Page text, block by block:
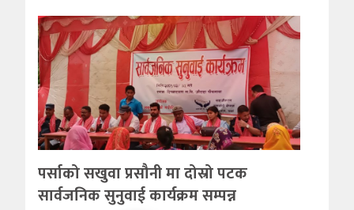
पर्साको सखुवा प्रसौनी मा दोस्रो पटक
सार्वजनिक सुनुवाई कार्यक्रम सम्पन्न